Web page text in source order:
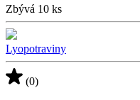
Zbývá 10 ks
Lyopotraviny
(0)